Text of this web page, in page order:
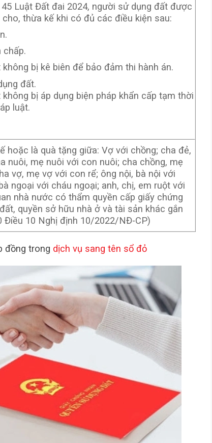
Luật Đất đai 2024, người sử dụng đất được
thừa kế khi có đủ các điều kiện sau:
chấp.
bị kê biên để bảo đảm thi hành án.
đất.
bị áp dụng biện pháp khẩn cấp tạm thời
luật.
hoặc là quà tặng giữa: Vợ với chồng; cha đẻ,
nuôi, mẹ nuôi với con nuôi; cha chồng, mẹ
vợ, mẹ vợ với con rể; ông nội, bà nội với
ngoại với cháu ngoại; anh, chị, em ruột với
nhà nước có thẩm quyền cấp giấy chứng
quyền sở hữu nhà ở và tài sản khác gắn
Điều 10 Nghị định 10/2022/NĐ-CP)
đồng trong dịch vụ sang tên sổ đỏ